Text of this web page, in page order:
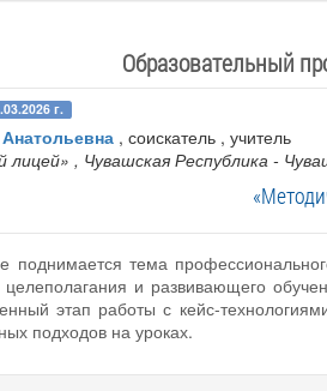
Образовательный
г.
, соискатель , учитель
лицей» , Чувашская Республика -
поднимается тема
и развивающего
этап работы с кейс-
подходов на уроках.